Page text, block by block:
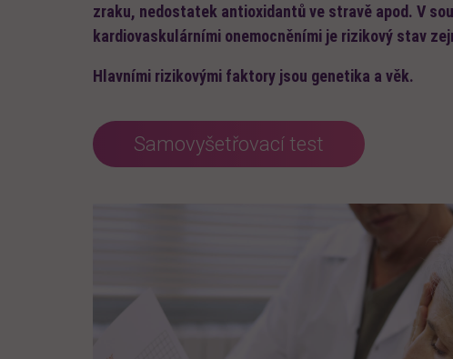
zraku, nedostatek antioxidantů ve stravě apod. V
kardiovaskulárními onemocněními je rizikový stav
Hlavními rizikovými faktory jsou genetika a věk.
Samovyšetřovací test